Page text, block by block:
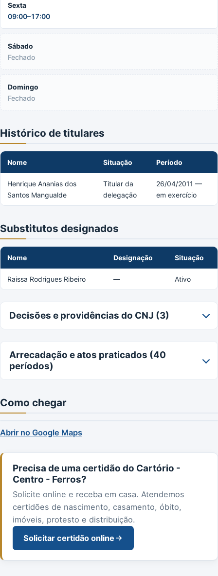
Sexta
09:00–17:00
Sábado
Fechado
Domingo
Fechado
Histórico de titulares
Nome Situação Período
Henrique Ananias dos
Santos Mangualde
Titular da
delegação
26/04/2011 —
em exercício
Substitutos designados
Nome Designação Situação
Raissa Rodrigues Ribeiro — Ativo
Decisões e providências do CNJ (3)
Arrecadação e atos praticados (40
períodos)
Como chegar
Abrir no Google Maps
Precisa de uma certidão do Cartório -
Centro - Ferros?
Solicite online e receba em casa. Atendemos
certidões de nascimento, casamento, óbito,
imóveis, protesto e distribuição.
Solicitar certidão online